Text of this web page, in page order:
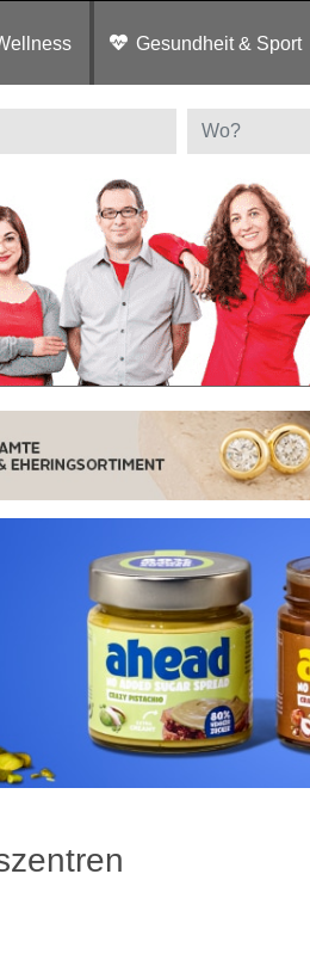
Gesundheit & Sport